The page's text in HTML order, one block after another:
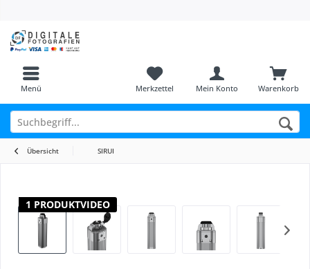
Menü Warenkorb
Merkzettel Mein Konto
Übersicht SIRUI
1 PRODUKTVIDEO